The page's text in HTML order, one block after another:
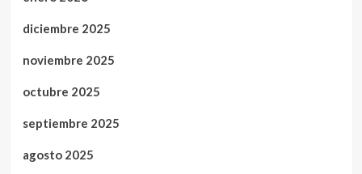
diciembre 2025
noviembre 2025
octubre 2025
septiembre 2025
agosto 2025